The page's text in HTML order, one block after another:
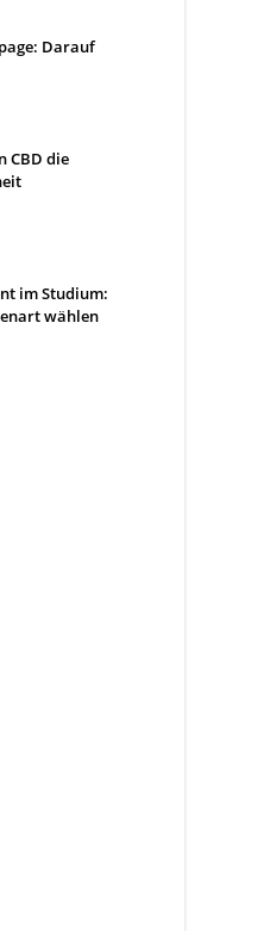
Darauf
CBD die
im Studium:
wählen